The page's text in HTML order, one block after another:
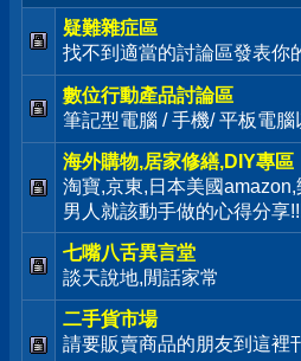
疑難雜症區
找不到適當的討論區發表你
數位行動產品討論區
筆記型電腦 / 手機/ 平板電
海外購物,居家修繕,DIY專區
淘寶,京東,日本美國
男人就該動手做的心得分享
七嘴八舌異言堂
談天說地,閒話家常
二手貨市場
請要販賣商品的朋友到這裡